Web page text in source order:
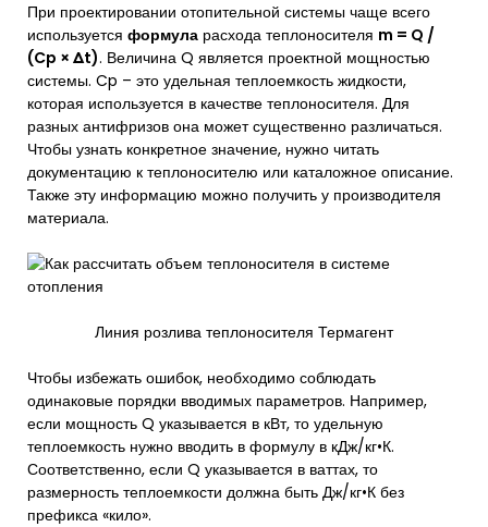
При проектировании отопительной системы чаще всего
используется формула расхода теплоносителя m = Q /
(Cp × Δt). Величина Q является проектной мощностью
системы. Cp – это удельная теплоемкость жидкости,
которая используется в качестве теплоносителя. Для
разных антифризов она может существенно различаться.
Чтобы узнать конкретное значение, нужно читать
документацию к теплоносителю или каталожное описание.
Также эту информацию можно получить у производителя
материала.
Линия розлива теплоносителя Термагент
Чтобы избежать ошибок, необходимо соблюдать
одинаковые порядки вводимых параметров. Например,
если мощность Q указывается в кВт, то удельную
теплоемкость нужно вводить в формулу в кДж/кг•К.
Соответственно, если Q указывается в ваттах, то
размерность теплоемкости должна быть Дж/кг•К без
префикса «кило».